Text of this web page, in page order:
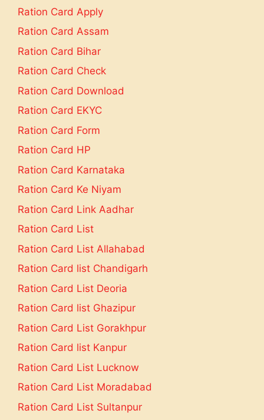
Ration Card Apply
Ration Card Assam
Ration Card Bihar
Ration Card Check
Ration Card Download
Ration Card EKYC
Ration Card Form
Ration Card HP
Ration Card Karnataka
Ration Card Ke Niyam
Ration Card Link Aadhar
Ration Card List
Ration Card List Allahabad
Ration Card list Chandigarh
Ration Card List Deoria
Ration Card list Ghazipur
Ration Card List Gorakhpur
Ration Card list Kanpur
Ration Card List Lucknow
Ration Card List Moradabad
Ration Card List Sultanpur